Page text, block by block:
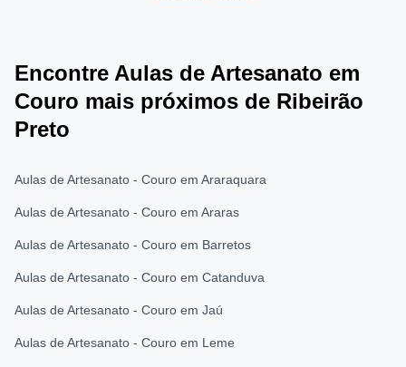
Encontre Aulas de Artesanato em
Couro mais próximos de Ribeirão
Preto
Aulas de Artesanato - Couro em Araraquara
Aulas de Artesanato - Couro em Araras
Aulas de Artesanato - Couro em Barretos
Aulas de Artesanato - Couro em Catanduva
Aulas de Artesanato - Couro em Jaú
Aulas de Artesanato - Couro em Leme